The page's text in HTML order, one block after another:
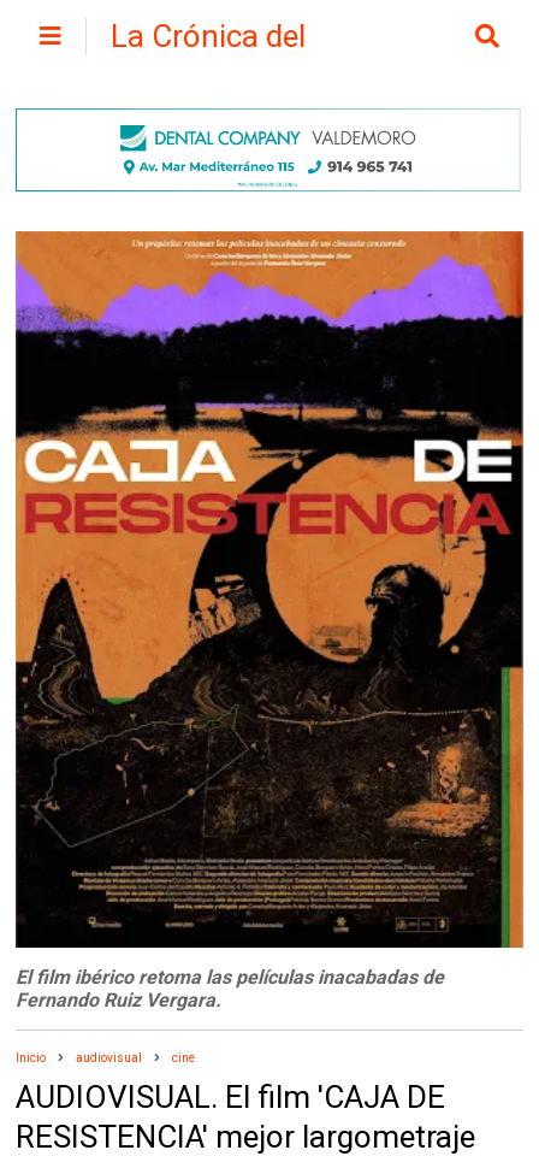
La Crónica del
El film ibérico retoma las películas inacabadas de
Fernando Ruiz Vergara.
Inicio audiovisual cine
AUDIOVISUAL. El film 'CAJA DE
RESISTENCIA' mejor largometraje